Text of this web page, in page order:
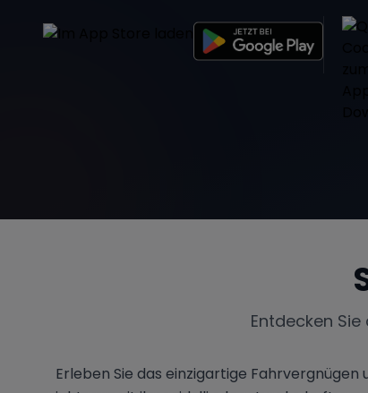
Entdecken
Erleben Sie das einzigartige